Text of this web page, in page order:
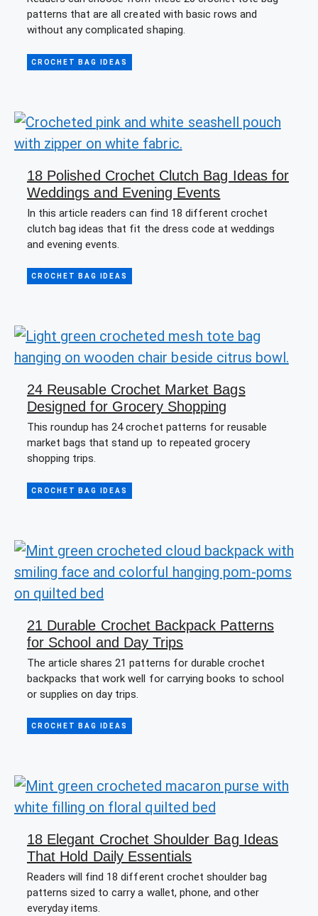
patterns that are all created with basic rows and
without any complicated shaping.
CROCHET BAG IDEAS
18 Polished Crochet Clutch Bag Ideas for
Weddings and Evening Events
In this article readers can find 18 different crochet
clutch bag ideas that fit the dress code at weddings
and evening events.
CROCHET BAG IDEAS
24 Reusable Crochet Market Bags
Designed for Grocery Shopping
This roundup has 24 crochet patterns for reusable
market bags that stand up to repeated grocery
shopping trips.
CROCHET BAG IDEAS
21 Durable Crochet Backpack Patterns
for School and Day Trips
The article shares 21 patterns for durable crochet
backpacks that work well for carrying books to school
or supplies on day trips.
CROCHET BAG IDEAS
18 Elegant Crochet Shoulder Bag Ideas
That Hold Daily Essentials
Readers will find 18 different crochet shoulder bag
patterns sized to carry a wallet, phone, and other
everyday items.